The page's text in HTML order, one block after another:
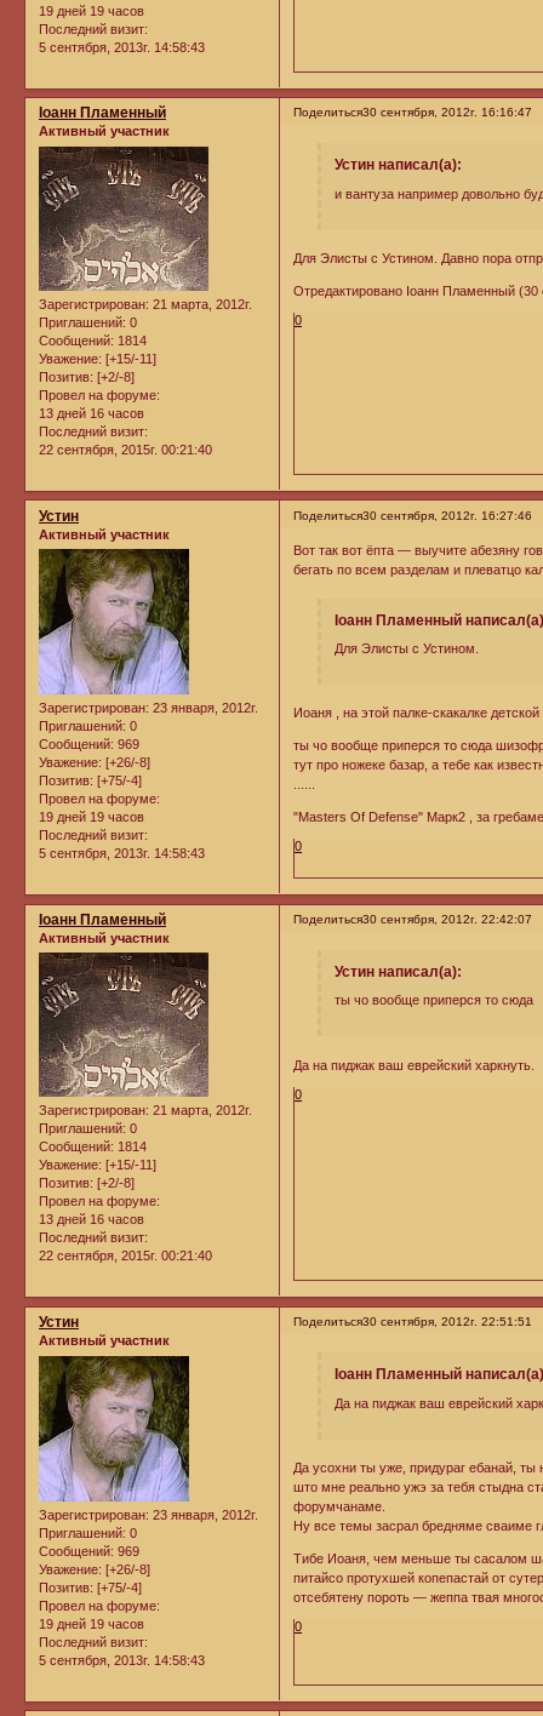
19 дней 19 часов
Последний визит:
5 сентября, 2013г. 14:58:43
Поделиться30 сентября, 2012г. 16:16:47
Iоанн Пламенный
Активный участник
Зарегистрирован: 21 марта, 2012г.
Приглашений: 0
Сообщений: 1814
Уважение: [+15/-11]
Позитив: [+2/-8]
Провел на форуме:
13 дней 16 часов
Последний визит:
22 сентября, 2015г. 00:21:40
Устин написал(а):
и вантуза например довольно
Для Элисты с Устином. Давно пора
Отредактировано Iоанн Пламенный (30
0
Поделиться30 сентября, 2012г. 16:27:46
Устин
Активный участник
Зарегистрирован: 23 января, 2012г.
Приглашений: 0
Сообщений: 969
Уважение: [+26/-8]
Позитив: [+75/-4]
Провел на форуме:
19 дней 19 часов
Последний визит:
5 сентября, 2013г. 14:58:43
Вот так вот ёпта — выучите абезяну
бегать по всем разделам и плеватцо
Iоанн Пламенный
Для Элисты с Устином.
Иоаня , на этой палке-скакалке
ты чо вообще приперся то сюда
тут про ножеке базар, а тебе как
......
"Masters Of Defense" Марк2 , за
0
Поделиться30 сентября, 2012г. 22:42:07
Iоанн Пламенный
Активный участник
Зарегистрирован: 21 марта, 2012г.
Приглашений: 0
Сообщений: 1814
Уважение: [+15/-11]
Позитив: [+2/-8]
Провел на форуме:
13 дней 16 часов
Последний визит:
22 сентября, 2015г. 00:21:40
Устин написал(а):
ты чо вообще приперся то сюда
Да на пиджак ваш еврейский харкнуть.
0
Поделиться30 сентября, 2012г. 22:51:51
Устин
Активный участник
Зарегистрирован: 23 января, 2012г.
Приглашений: 0
Сообщений: 969
Уважение: [+26/-8]
Позитив: [+75/-4]
Провел на форуме:
19 дней 19 часов
Последний визит:
5 сентября, 2013г. 14:58:43
Iоанн Пламенный
Да на пиджак ваш еврейский
Да усохни ты уже, придураг ебанай, ты
што мне реально ужэ за тебя стыдна
форумчанаме.
Ну все темы засрал бредняме сваиме
Тибе Иоаня, чем меньше ты сасалом
питайсо протухшей копепастай от
отсебятену пороть — жеппа твая
0